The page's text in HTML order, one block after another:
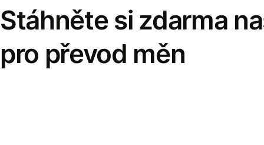
Stáhněte si zdarma
pro převod měn